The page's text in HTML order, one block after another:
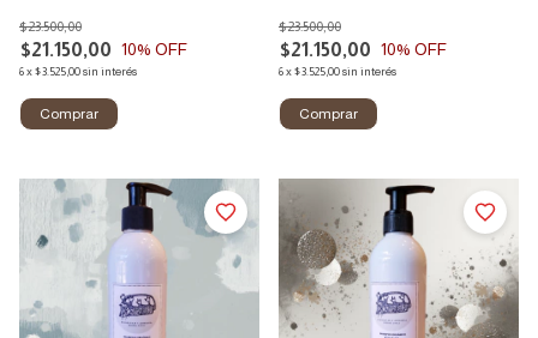
$21.150,00
$23.500,00
10% OFF
6x$3.525,00sin interés
$21.150,00
$23.500,00
10% OFF
6x$3.525,00sin interés